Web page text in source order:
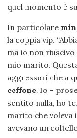
quel momento è
In particolare
la coppia vip.
ma io non
mio marito.
aggressori che a
ceffone. Io –
sentito nulla, ho
marito che
avevano un